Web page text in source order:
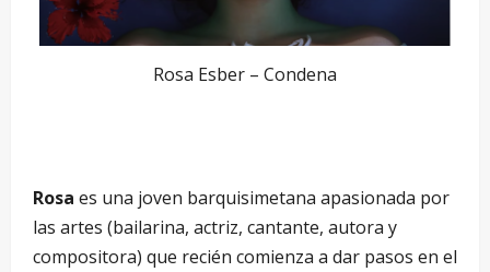
Rosa Esber – Condena
Rosa es una joven barquisimetana apasionada por
las artes (bailarina, actriz, cantante, autora y
compositora) que recién comienza a dar pasos en el